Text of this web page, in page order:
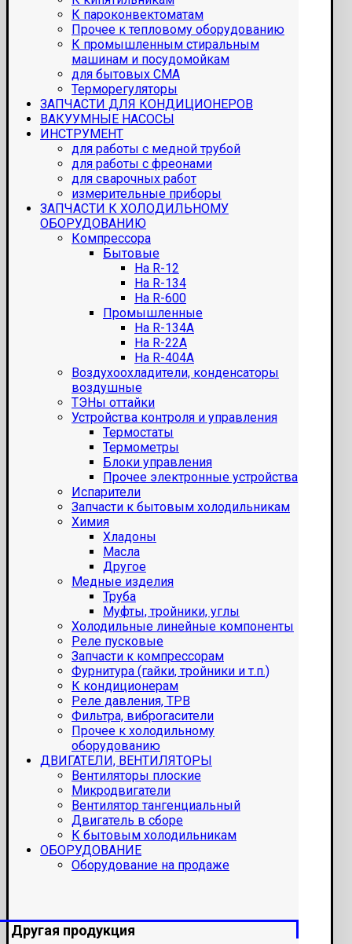
К пароконвектоматам
Прочее к тепловому оборудованию
К промышленным стиральным
машинам и посудомойкам
для бытовых СМА
Терморегуляторы
ЗАПЧАСТИ ДЛЯ КОНДИЦИОНЕРОВ
ВАКУУМНЫЕ НАСОСЫ
ИНСТРУМЕНТ
для работы с медной трубой
для работы с фреонами
для сварочных работ
измерительные приборы
ЗАПЧАСТИ К ХОЛОДИЛЬНОМУ
ОБОРУДОВАНИЮ
Компрессора
Бытовые
На R-12
На R-134
На R-600
Промышленные
На R-134A
На R-22A
На R-404A
Воздухоохладители, конденсаторы
воздушные
ТЭНы оттайки
Устройства контроля и управления
Термостаты
Термометры
Блоки управления
Прочее электронные устройства
Испарители
Запчасти к бытовым холодильникам
Химия
Хладоны
Масла
Другое
Медные изделия
Труба
Муфты, тройники, углы
Холодильные линейные компоненты
Реле пусковые
Запчасти к компрессорам
Фурнитура (гайки, тройники и т.п.)
К кондиционерам
Реле давления, ТРВ
Фильтра, виброгасители
Прочее к холодильному
оборудованию
ДВИГАТЕЛИ, ВЕНТИЛЯТОРЫ
Вентиляторы плоские
Микродвигатели
Вентилятор тангенциальный
Двигатель в сборе
К бытовым холодильникам
ОБОРУДОВАНИЕ
Оборудование на продаже
Другая продукция